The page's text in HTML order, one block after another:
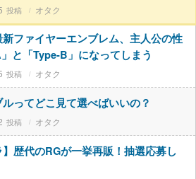
オタク
新ファイヤーエンブレム、主人公の性
と「Type-B」になってしまう
オタク
ってどこ見て選べばいいの？
オタク
】歴代のRGが一挙再販！抽選応募し